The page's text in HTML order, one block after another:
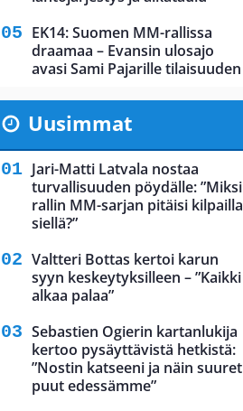
EK14: Suomen MM-rallissa
draamaa – Evansin ulosajo
avasi Sami Pajarille tilaisuuden
Uusimmat
Jari-Matti Latvala nostaa
turvallisuuden pöydälle: ”Miksi
rallin MM-sarjan pitäisi kilpailla
siellä?”
Valtteri Bottas kertoi karun
syyn keskeytyksilleen – ”Kaikki
alkaa palaa”
Sebastien Ogierin kartanlukija
kertoo pysäyttävistä hetkistä:
”Nostin katseeni ja näin suuret
puut edessämme”